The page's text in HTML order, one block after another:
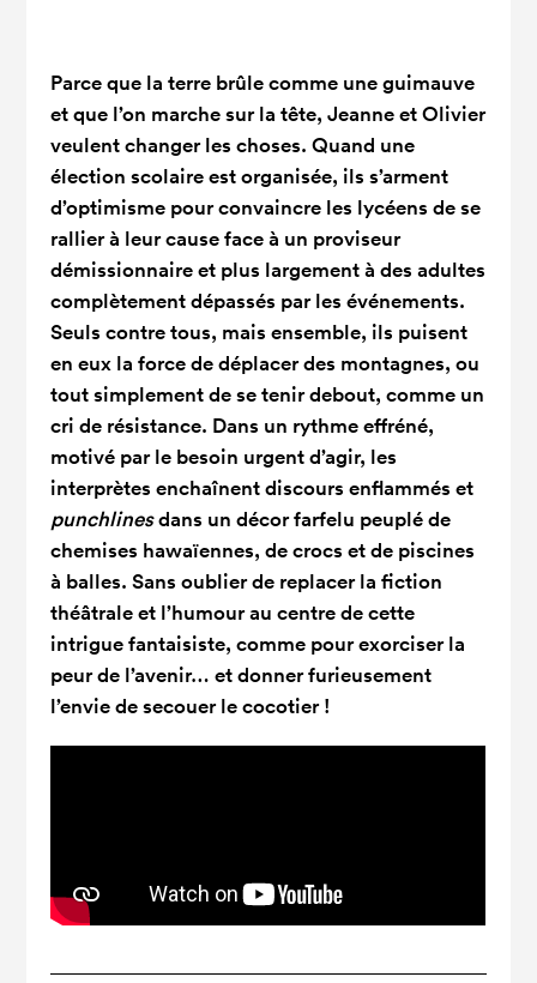
Parce que la terre brûle comme une guimauve
et que l’on marche sur la tête, Jeanne et Olivier
veulent changer les choses. Quand une
élection scolaire est organisée, ils s’arment
d’optimisme pour convaincre les lycéens de se
rallier à leur cause face à un proviseur
démissionnaire et plus largement à des adultes
complètement dépassés par les événements.
Seuls contre tous, mais ensemble, ils puisent
en eux la force de déplacer des montagnes, ou
tout simplement de se tenir debout, comme un
cri de résistance. Dans un rythme effréné,
motivé par le besoin urgent d’agir, les
interprètes enchaînent discours enflammés et
punchlinesdans un décor farfelu peuplé de
chemises hawaïennes, de crocs et de piscines
à balles. Sans oublier de replacer la fiction
théâtrale et l’humour au centre de cette
intrigue fantaisiste, comme pour exorciser la
peur de l’avenir… et donner furieusement
l’envie de secouer le cocotier !